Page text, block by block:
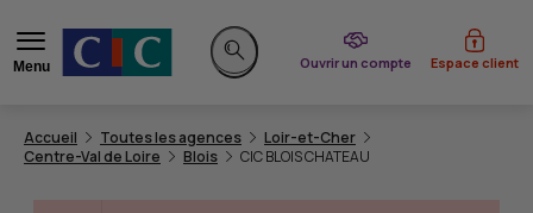
Menu
Rechercher sur le site
Ouvrir un compte
du CIC Espace client
Accueil Toutes les agences
Loir-et-Cher
Centre-Val de Loire
Blois CIC BLOIS CHATEAU